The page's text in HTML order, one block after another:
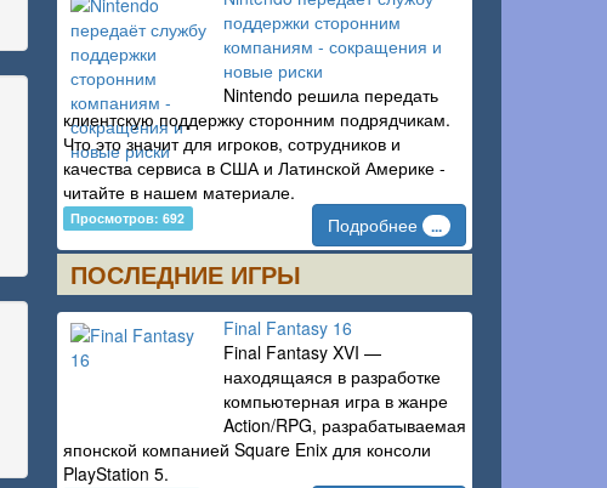
поддержки сторонним
компаниям - сокращения и
новые риски
Nintendo решила передать
клиентскую поддержку сторонним подрядчикам.
Что это значит для игроков, сотрудников и
качества сервиса в США и Латинской Америке -
читайте в нашем материале.
Просмотров: 692 Подробнее ...
ПОСЛЕДНИЕ ИГРЫ
Final Fantasy 16
Final Fantasy XVI —
находящаяся в разработке
компьютерная игра в жанре
Action/RPG, разрабатываемая
японской компанией Square Enix для консоли
PlayStation 5.